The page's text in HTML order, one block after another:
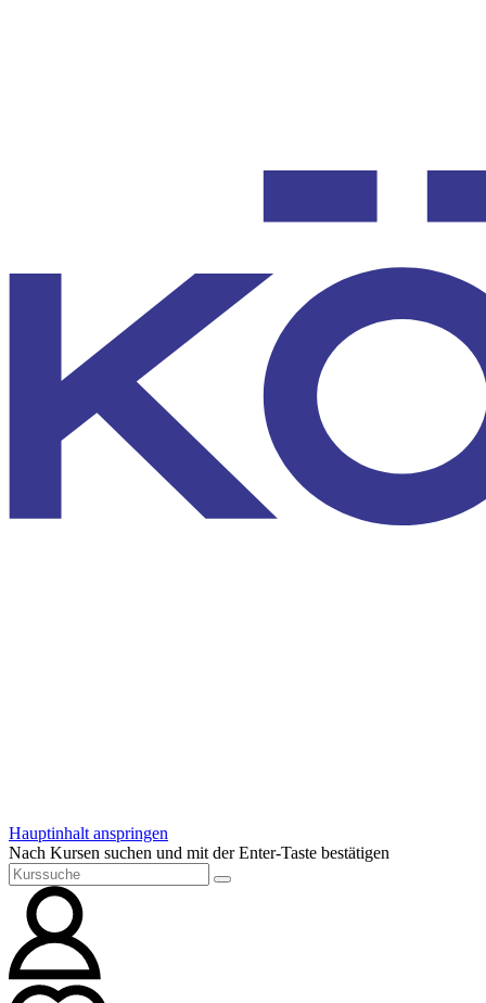
Hauptinhalt anspringen
Nach Kursen suchen und mit der Enter-Taste bestätigen